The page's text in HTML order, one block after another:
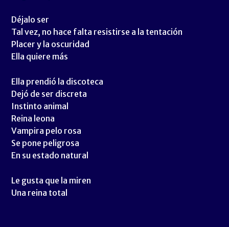
Déjalo ser
Tal vez, no hace falta resistirse a la tentación
Placer y la oscuridad
Ella quiere más
Ella prendió la discoteca
Dejó de ser discreta
Instinto animal
Reina leona
Vampira pelo rosa
Se pone peligrosa
En su estado natural
Le gusta que la miren
Una reina total